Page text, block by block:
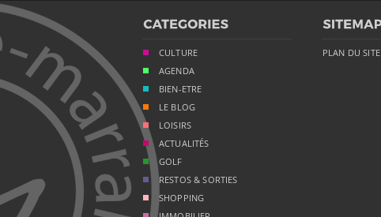
CULTURE
AGENDA
BIEN-ETRE
LE BLOG
LOISIRS
ACTUALITÉS
GOLF
RESTOS & SORTIES
SHOPPING
PLAN DU SITE